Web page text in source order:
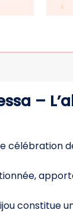
–
célébration
constitue